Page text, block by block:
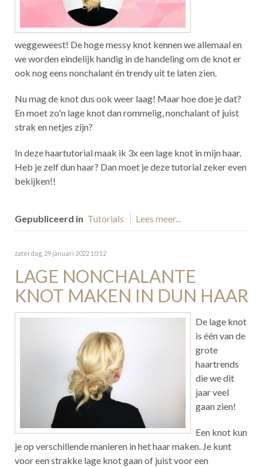
weggeweest! De hoge messy knot kennen we allemaal en
we worden eindelijk handig in de handeling om de knot er
ook nog eens nonchalant én trendy uit te laten zien.
Nu mag de knot dus ook weer laag! Maar hoe doe je dat?
En moet zo'n lage knot dan rommelig, nonchalant of juist
strak en netjes zijn?
In deze haartutorial maak ik 3x een lage knot in mijn haar.
Heb je zelf dun haar? Dan moet je deze tutorial zeker even
bekijken!!
Gepubliceerd in Tutorials Lees meer...
zaterdag, 29 januari 2022 10:12
LAGE NONCHALANTE
KNOT MAKEN IN DUN HAAR
De lage knot
is één van de
grote
haartrends
die we dit
jaar veel
gaan zien!
Een knot kun
je op verschillende manieren in het haar maken. Je kunt
voor een strakke lage knot gaan of juist voor een